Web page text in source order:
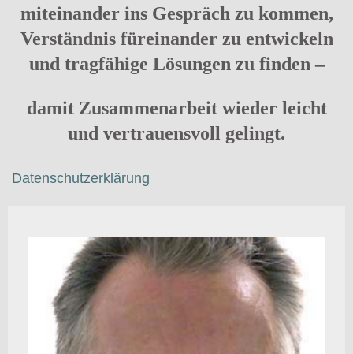
miteinander ins Gespräch zu kommen,
Verständnis füreinander zu entwickeln
und tragfähige Lösungen zu finden –
damit Zusammenarbeit wieder leicht
und vertrauensvoll gelingt.
Datenschutzerklärung